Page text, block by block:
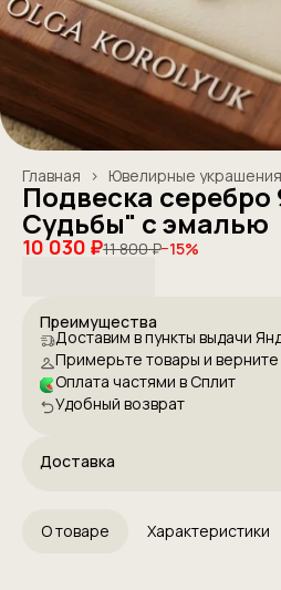
Ювелирные украшения
Главная ›
Подвеска серебро
Судьбы" с эмалью
10 030 ₽11 800 ₽−15%
Преимущества
Доставим в пункты выдачи
Примерьте товары и
Оплата частями в Сплит
Удобный возврат
Доставка
О товаре Характеристики